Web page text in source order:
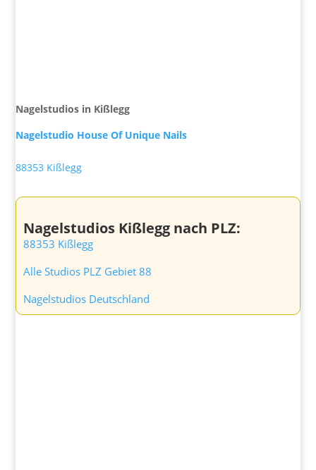
Nagelstudios in Kißlegg
Nagelstudio House Of Unique Nails
88353 Kißlegg
Nagelstudios Kißlegg nach PLZ:
88353 Kißlegg
Alle Studios PLZ Gebiet 88
Nagelstudios Deutschland